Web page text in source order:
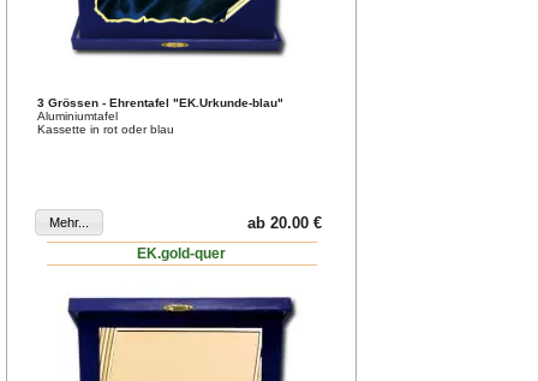
3 Grössen - Ehrentafel "EK.Urkunde-blau"
Aluminiumtafel
Kassette in rot oder blau
ab 20.00 €
EK.gold-quer